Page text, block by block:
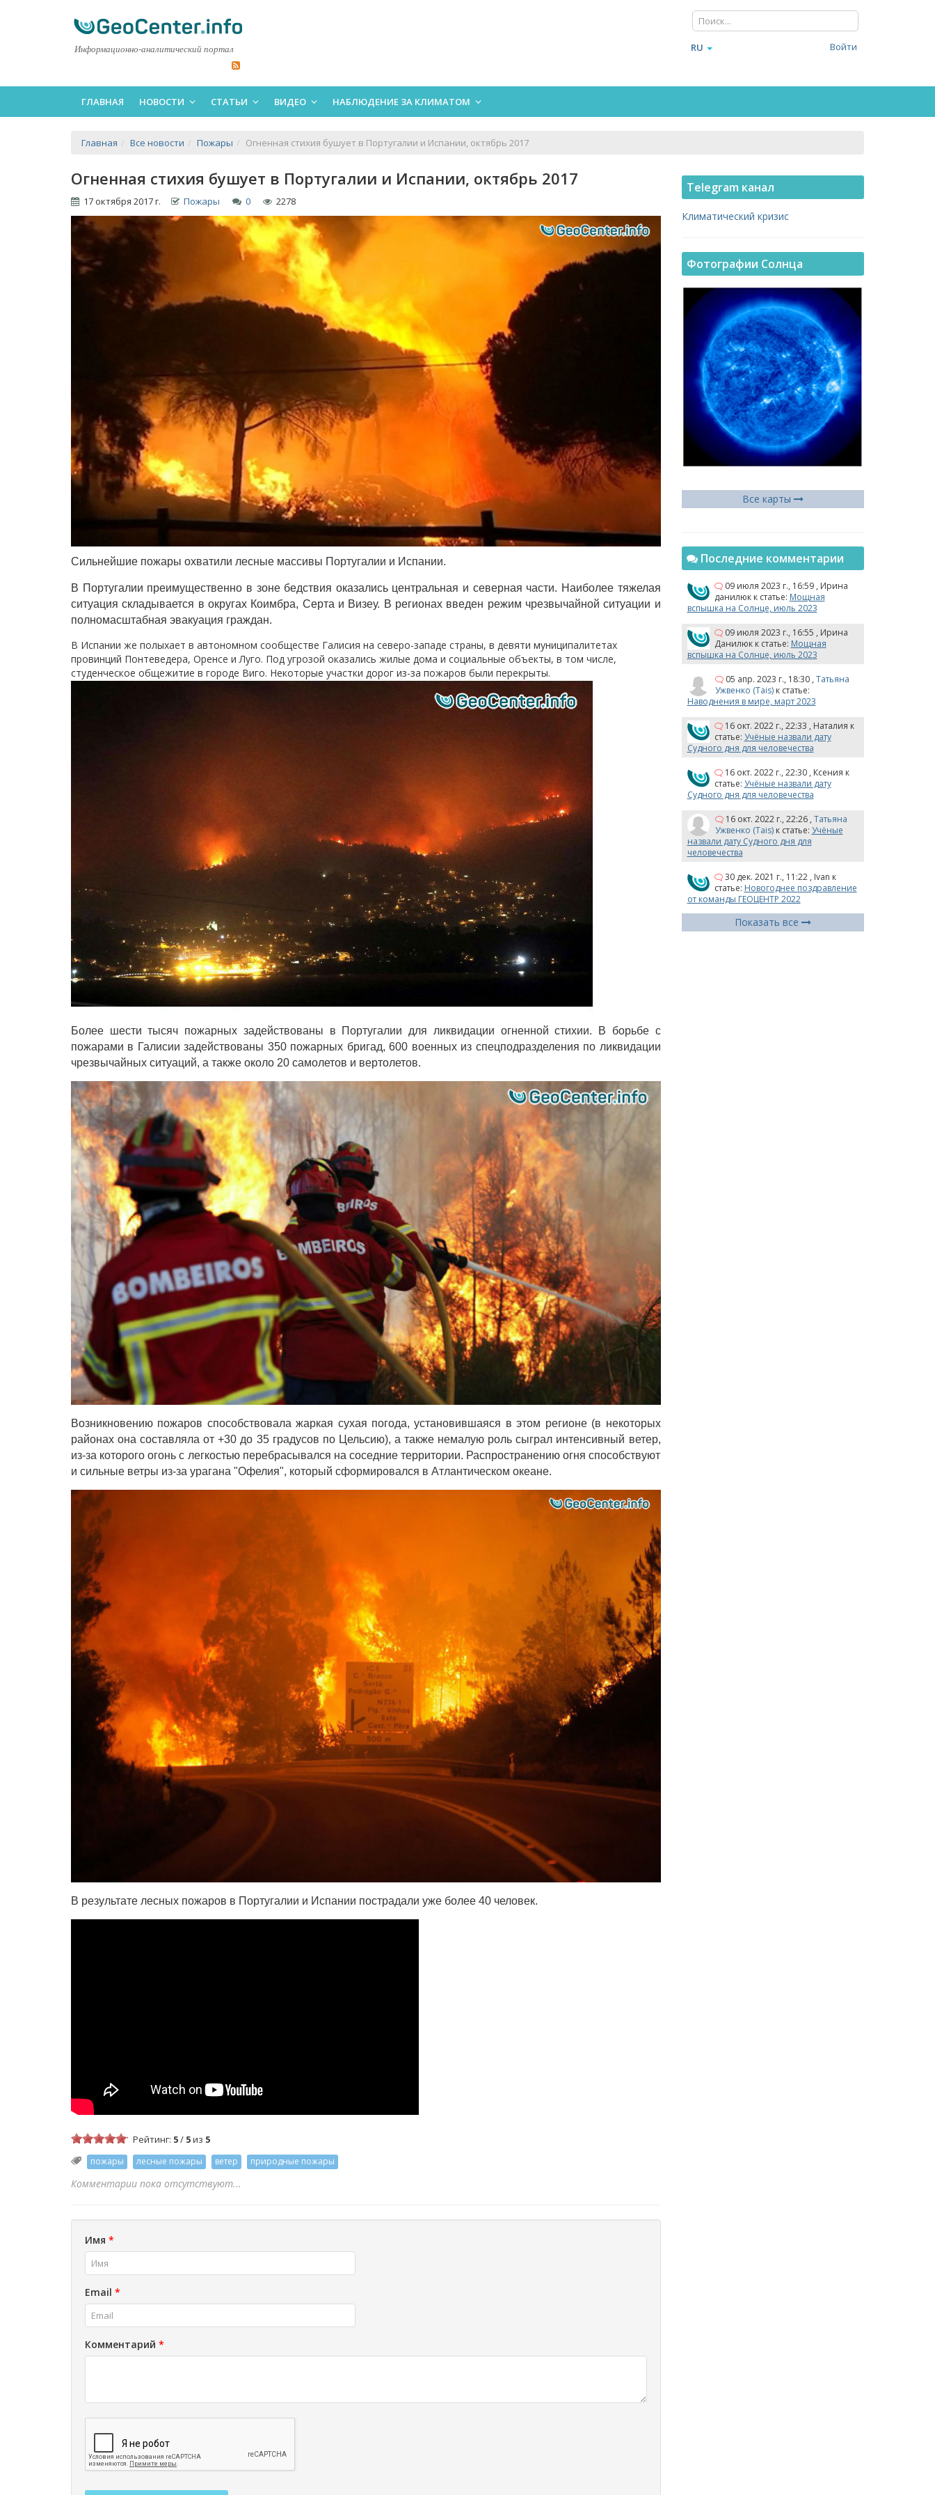
Информационно-аналитический портал RU Войти
ГЛАВНАЯ НОВОСТИ СТАТЬИ ВИДЕО НАБЛЮДЕНИЕ ЗА КЛИМАТОМ
Главная Все новости Пожары Огненная стихия бушует в Португалии и Испании, октябрь 2017
Огненная стихия бушует в Португалии и Испании, октябрь 2017
17 октября 2017 г. Пожары 0 2278
Сильнейшие пожары охватили лесные массивы Португалии и Испании.
В Португалии преимущественно в зоне бедствия оказались центральная и северная части. Наиболее тяжелая
ситуация складывается в округах Коимбра, Серта и Визеу. В регионах введен режим чрезвычайной ситуации и
полномасштабная эвакуация граждан.
В Испании же полыхает в автономном сообществе Галисия на северо-западе страны, в девяти муниципалитетах
провинций Понтеведера, Оренсе и Луго. Под угрозой оказались жилые дома и социальные объекты, в том числе,
студенческое общежитие в городе Виго. Некоторые участки дорог из-за пожаров были перекрыты.
Более шести тысяч пожарных задействованы в Португалии для ликвидации огненной стихии. В борьбе с
пожарами в Галисии задействованы 350 пожарных бригад, 600 военных из спецподразделения по ликвидации
чрезвычайных ситуаций, а также около 20 самолетов и вертолетов.
Возникновению пожаров способствовала жаркая сухая погода, установившаяся в этом регионе (в некоторых
районах она составляла от +30 до 35 градусов по Цельсию), а также немалую роль сыграл интенсивный ветер,
из-за которого огонь с легкостью перебрасывался на соседние территории. Распространению огня способствуют
и сильные ветры из-за урагана "Офелия", который сформировался в Атлантическом океане.
В результате лесных пожаров в Португалии и Испании пострадали уже более 40 человек.
Рейтинг: 5/ 5из 5
пожары лесные пожары ветер природные пожары
Комментарии пока отсутствуют...
Имя *
Email *
Комментарий *
Telegram канал
Климатический кризис
Фотографии Солнца
Все карты
Последние комментарии
09 июля 2023 г., 16:59 , Ирина
данилюк к статье: Мощная
вспышка на Солнце, июль 2023
09 июля 2023 г., 16:55 , Ирина
Данилюк к статье: Мощная
вспышка на Солнце, июль 2023
05 апр. 2023 г., 18:30 , Татьяна
Ужвенко (Tais) к статье:
Наводнения в мире, март 2023
16 окт. 2022 г., 22:33 , Наталия к
статье: Учёные назвали дату
Судного дня для человечества
16 окт. 2022 г., 22:30 , Ксения к
статье: Учёные назвали дату
Судного дня для человечества
16 окт. 2022 г., 22:26 , Татьяна
Ужвенко (Tais) к статье: Учёные
назвали дату Судного дня для
человечества
30 дек. 2021 г., 11:22 , Ivan к
статье: Новогоднее поздравление
от команды ГЕОЦЕНТР 2022
Показать все